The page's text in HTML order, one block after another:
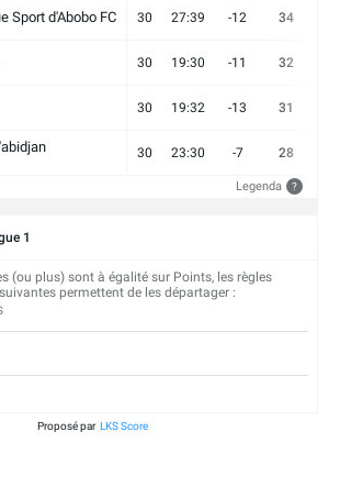
Sport d'Abobo FC 30 27:39 -12 34
30 19:30 -11 32
30 19:32 -13 31
30 23:30 -7 28
Legenda ?
1
(ou plus) sont à égalité sur Points, les règles
permettent de les départager :
Proposé par LKS Score